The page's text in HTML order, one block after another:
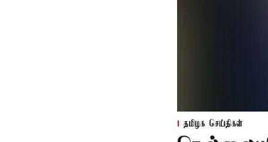
தமிழக செய்திகள்